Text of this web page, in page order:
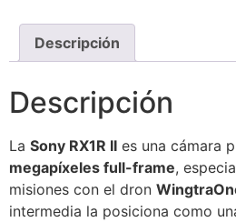
Descripción
Descripción
La Sony RX1R II es una cámara
megapíxeles full-frame,
misiones con el dron
intermedia la posiciona como